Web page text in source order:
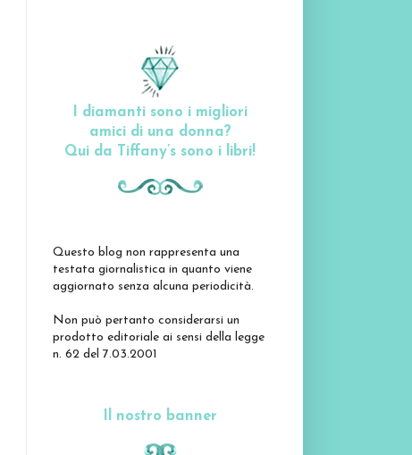
I diamanti sono i migliori
amici di una donna?
Qui da Tiffany’s sono i libri!
Questo blog non rappresenta una
testata giornalistica in quanto viene
aggiornato senza alcuna periodicità.
Non può pertanto considerarsi un
prodotto editoriale ai sensi della legge
n. 62 del 7.03.2001
Il nostro banner